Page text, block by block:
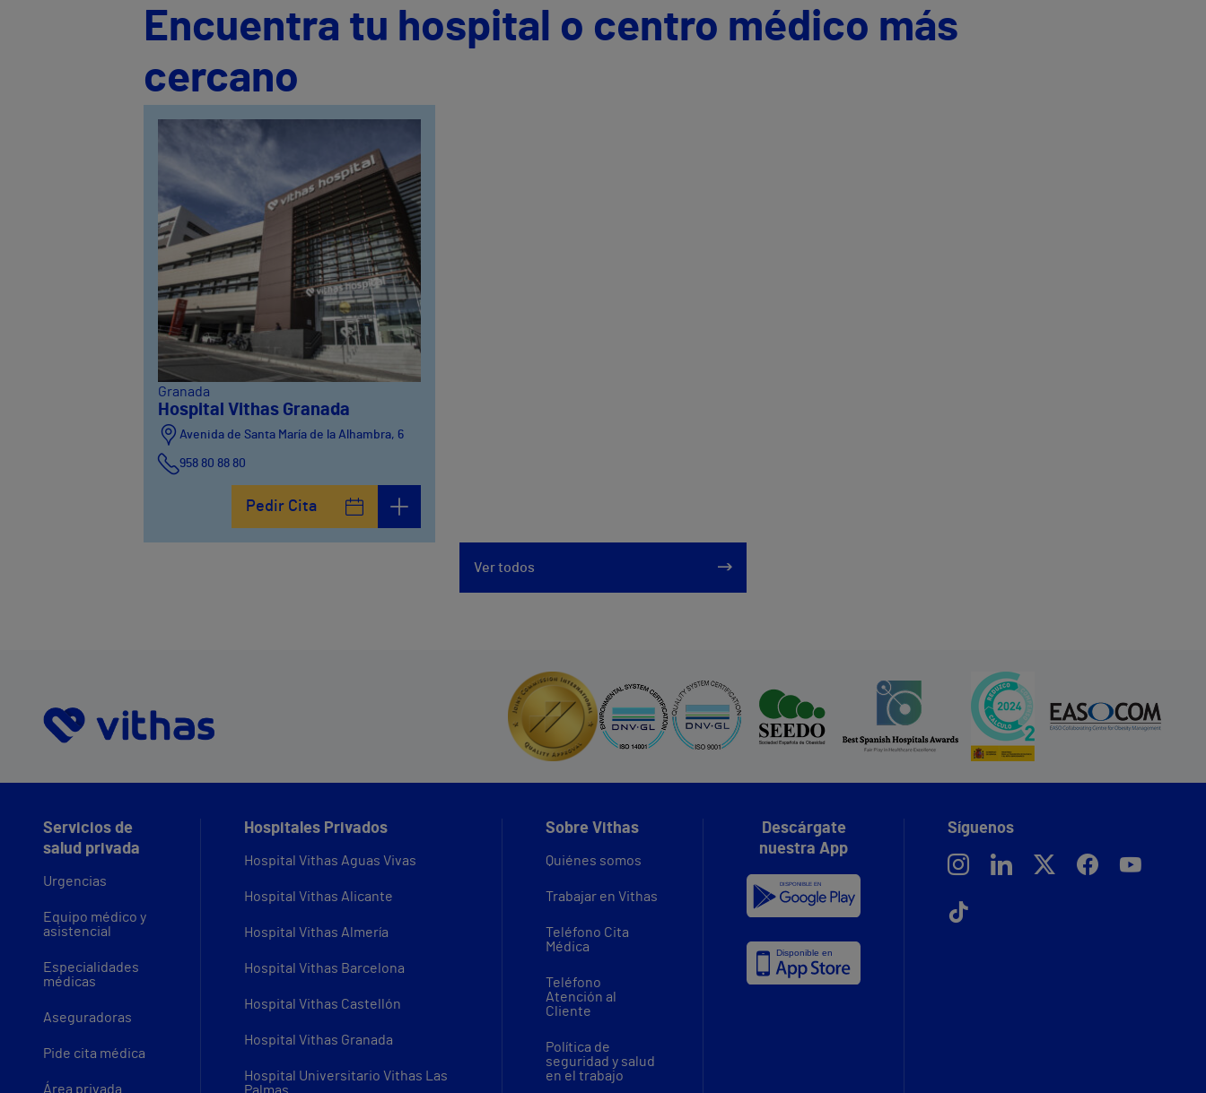
Encuentra tu hospital o centro médico más
cercano
Granada
Hospital Vithas Granada
Avenida de Santa María de la Alhambra, 6
958 80 88 80
Pedir Cita
Ver todos
Servicios de
salud privada
Urgencias
Equipo médico y
asistencial
Especialidades
médicas
Aseguradoras
Pide cita médica
Área privada
Hospitales Privados
Hospital Vithas Aguas Vivas
Hospital Vithas Alicante
Hospital Vithas Almería
Hospital Vithas Barcelona
Hospital Vithas Castellón
Hospital Vithas Granada
Hospital Universitario Vithas Las
Sobre Vithas
Quiénes somos
Trabajar en Vithas
Teléfono Cita
Médica
Teléfono
Atención al
Cliente
Política de
seguridad y salud
en el trabajo
Descárgate
nuestra App
Síguenos